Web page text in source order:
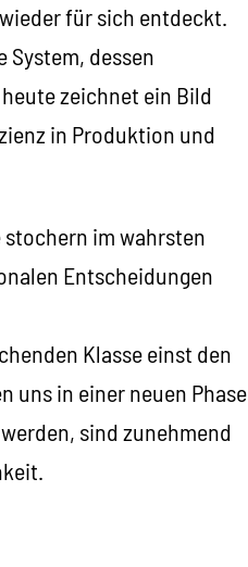
für sich entdeckt.
dessen
zeichnet ein Bild
in Produktion und
im wahrsten
Entscheidungen
Klasse einst den
uns in einer neuen Phase
sind zunehmend